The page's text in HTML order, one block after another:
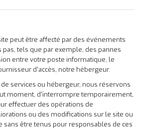
peut être affecté par des événements
tels que par exemple, des pannes
entre votre poste informatique, le
d'accès, notre hébergeur.
services ou hébergeur, nous réservons
moment, d'interrompre temporairement,
effectuer des opérations de
ou des modifications sur le site ou
sans être tenus pour responsables de ces